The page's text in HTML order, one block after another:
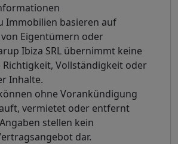
Immobilien basieren auf
Eigentümern oder
Ibiza SRL übernimmt keine
Vollständigkeit oder
Inhalte.
ohne Vorankündigung
vermietet oder entfernt
stellen kein
dar.